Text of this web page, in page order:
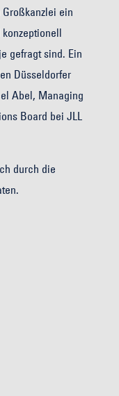
ein
gefragt sind. Ein
Düsseldorfer
Abel, Managing
Board bei JLL
durch die